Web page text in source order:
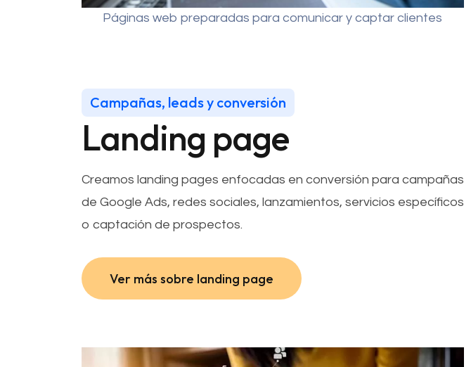
Páginas web preparadas para comunicar y captar clientes
Campañas, leads y conversión
Landing page
Creamos landing pages enfocadas en conversión para campañas
de Google Ads, redes sociales, lanzamientos, servicios específicos
o captación de prospectos.
Ver más sobre landing page
Ver más sobre landing page